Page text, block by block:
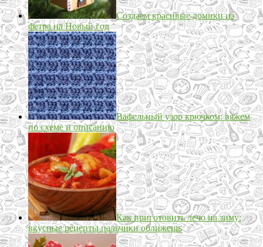
Создаем красивые домики из
фетра на Новый год
Вафельный узор крючком: вяжем
по схеме и описанию
Как приготовить лечо на зиму:
вкусные рецепты пальчики оближешь